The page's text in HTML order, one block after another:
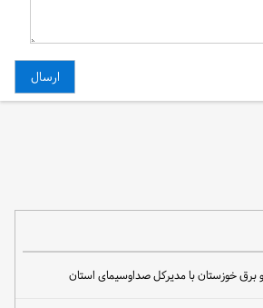
برق خوزستان با مدیرکل صداوسیمای استان